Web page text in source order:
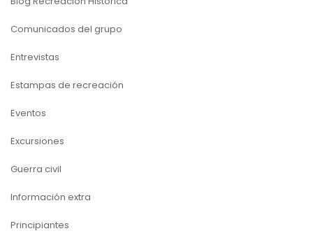
Comunicados del grupo
Entrevistas
Estampas de recreación
Eventos
Excursiones
Guerra civil
Información extra
Principiantes